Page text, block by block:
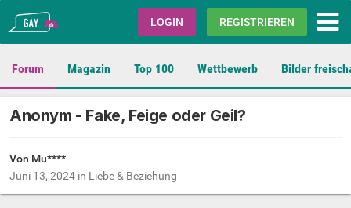
Gay.de LOGIN REGISTRIEREN
Forum Magazin Top 100 Wettbewerb Bilder
Anonym - Fake, Feige oder Geil?
Von Mu****
Juni 13, 2024 in Liebe & Beziehung